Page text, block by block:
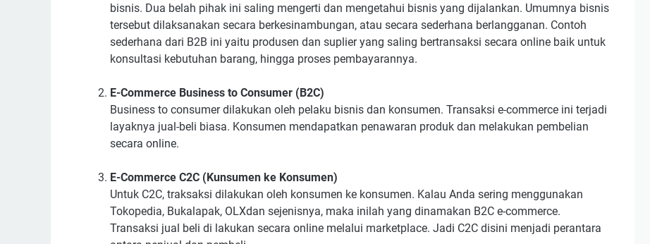
bisnis. Dua belah pihak ini saling mengerti dan mengetahui bisnis yang dijalankan. Umumnya bisnis
tersebut dilaksanakan secara berkesinambungan, atau secara sederhana berlangganan. Contoh
sederhana dari B2B ini yaitu produsen dan suplier yang saling bertransaksi secara online baik untuk
konsultasi kebutuhan barang, hingga proses pembayarannya.
E-Commerce Business to Consumer (B2C)
Business to consumer dilakukan oleh pelaku bisnis dan konsumen. Transaksi e-commerce ini terjadi
layaknya jual-beli biasa. Konsumen mendapatkan penawaran produk dan melakukan pembelian
secara online.
E-Commerce C2C (Kunsumen ke Konsumen)
Untuk C2C, traksaksi dilakukan oleh konsumen ke konsumen. Kalau Anda sering menggunakan
Tokopedia, Bukalapak, OLXdan sejenisnya, maka inilah yang dinamakan B2C e-commerce.
Transaksi jual beli di lakukan secara online melalui marketplace. Jadi C2C disini menjadi perantara